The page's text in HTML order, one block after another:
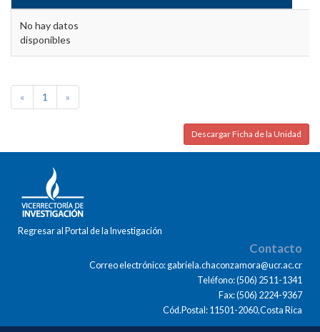
No hay datos
disponibles
« 1 »
Descargar Ficha de la Unidad
Regresar al Portal de la Investigación
Contacto
Correo electrónico: gabriela.chaconzamora@ucr.ac.cr
Teléfono: (506) 2511-1341
Fax: (506) 2224-9367
Cód.Postal: 11501-2060,Costa Rica